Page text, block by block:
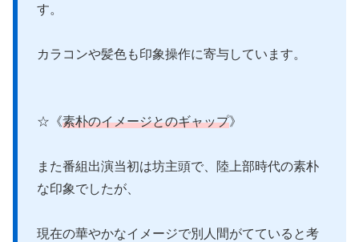
す。
カラコンや髪色も印象操作に寄与しています。
☆《素朴のイメージとのギャップ》
また番組出演当初は坊主頭で、陸上部時代の素朴
な印象でしたが、
現在の華やかなイメージで別人間がてていると考